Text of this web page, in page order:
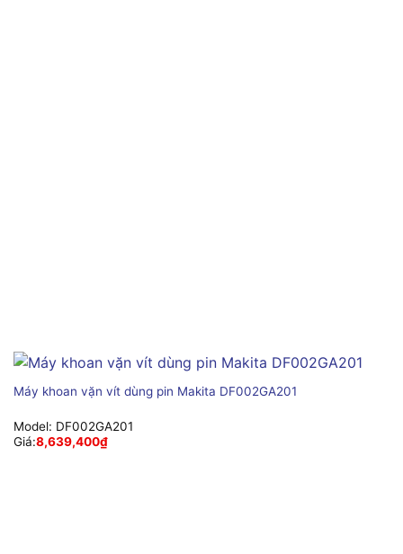
Máy khoan vặn vít dùng pin Makita DF002GA201
Model: DF002GA201
Giá:8,639,400₫